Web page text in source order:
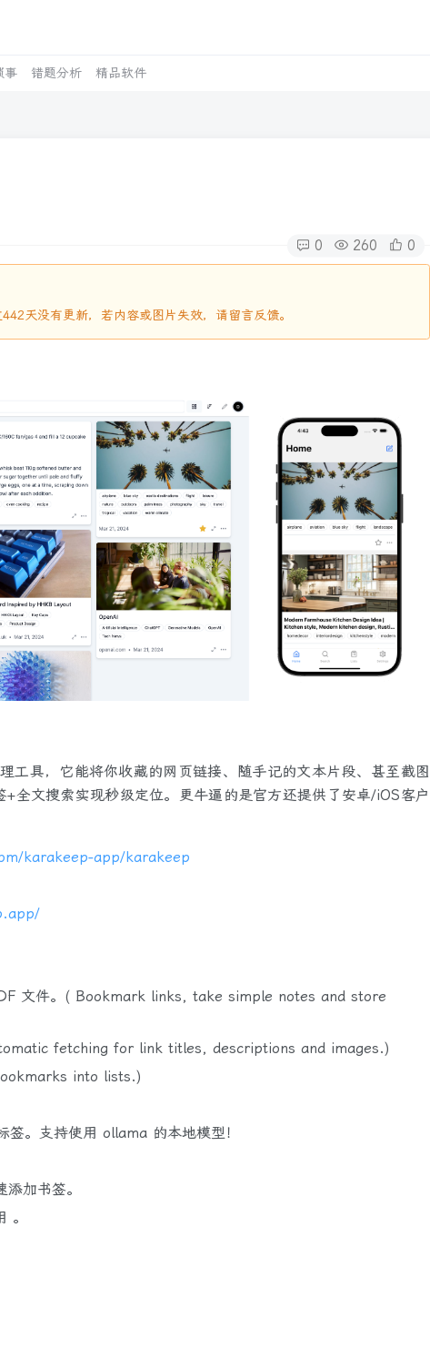
事 错题分析 精品软件
0 260 0
天没有更新，若内容或图片失效，请留言反馈。
工具，它能将你收藏的网页链接、随手记的文本片段、甚至截图
全文搜索实现秒级定位。更牛逼的是官方还提供了安卓/iOS客户
karakeep-app/karakeep
文件。( Bookmark links, take simple notes and store
fetching for link titles, descriptions and images.)
into lists.)
。支持使用 ollama 的本地模型！
加书签。
。